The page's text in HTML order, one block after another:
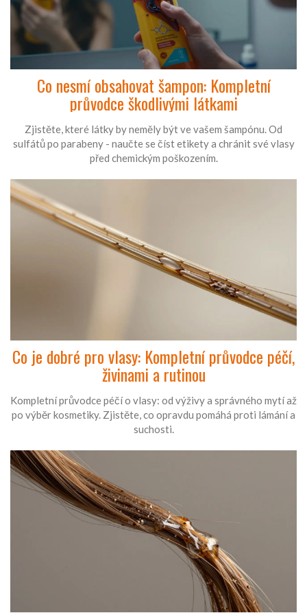
Co nesmí obsahovat šampon: Kompletní
průvodce škodlivými látkami
Zjistěte, které látky by neměly být ve vašem šampónu. Od
sulfátů po parabeny - naučte se číst etikety a chránit své vlasy
před chemickým poškozením.
Co je dobré pro vlasy: Kompletní průvodce péčí,
živinami a rutinou
Kompletní průvodce péčí o vlasy: od výživy a správného mytí až
po výběr kosmetiky. Zjistěte, co opravdu pomáhá proti lámání a
suchosti.